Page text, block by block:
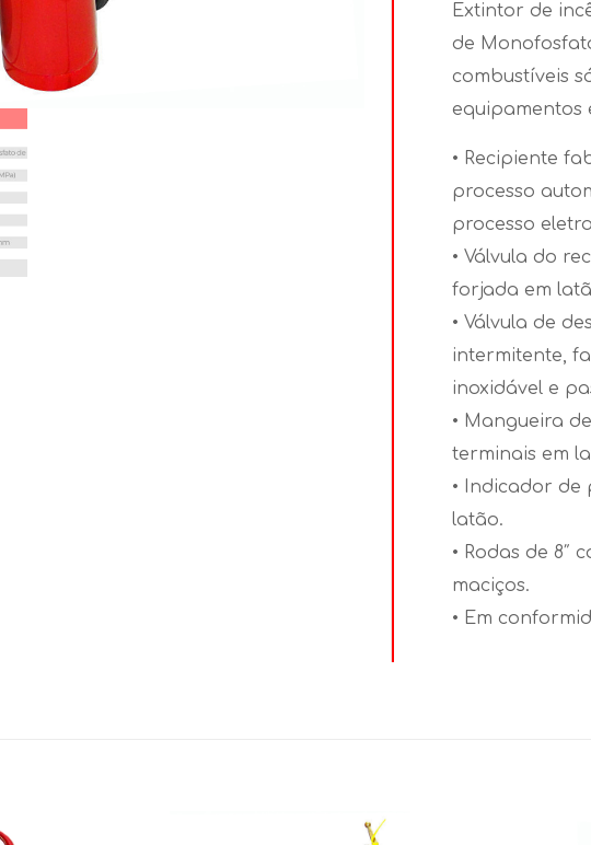
Extintor de
de
combustíveis
equipamentos
• Recipiente
processo
processo
• Válvula do
forjada em
• Válvula de
intermitente,
inoxidável e
• Mangueira
terminais em
• Indicador de
latão.
• Rodas de 8″
maciços.
• Em